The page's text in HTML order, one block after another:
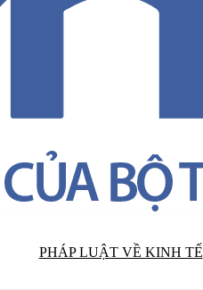
PHÁP LUẬT VỀ KINH TẾ